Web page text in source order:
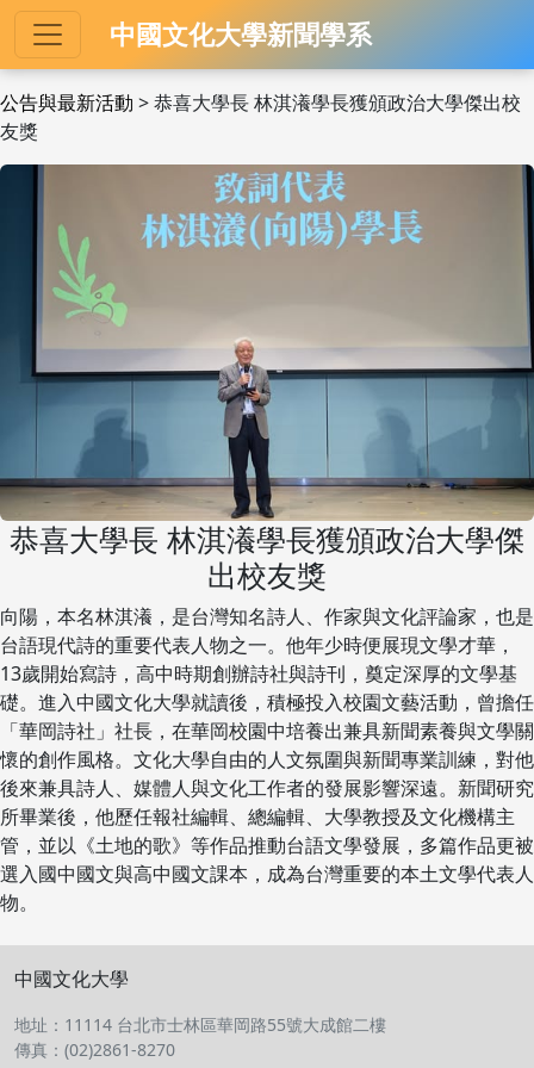
中國文化大學新聞學系
公告與最新活動 > 恭喜大學長 林淇瀁學長獲頒政治大學傑出校
友獎
恭喜大學長 林淇瀁學長獲頒政治大學傑
出校友獎
向陽，本名林淇瀁，是台灣知名詩人、作家與文化評論家，也是
台語現代詩的重要代表人物之一。他年少時便展現文學才華，
13歲開始寫詩，高中時期創辦詩社與詩刊，奠定深厚的文學基
礎。進入中國文化大學就讀後，積極投入校園文藝活動，曾擔任
「華岡詩社」社長，在華岡校園中培養出兼具新聞素養與文學關
懷的創作風格。文化大學自由的人文氛圍與新聞專業訓練，對他
後來兼具詩人、媒體人與文化工作者的發展影響深遠。新聞研究
所畢業後，他歷任報社編輯、總編輯、大學教授及文化機構主
管，並以《土地的歌》等作品推動台語文學發展，多篇作品更被
選入國中國文與高中國文課本，成為台灣重要的本土文學代表人
物。
中國文化大學
地址：11114 台北市士林區華岡路55號大成館二樓
傳真：(02)2861-8270